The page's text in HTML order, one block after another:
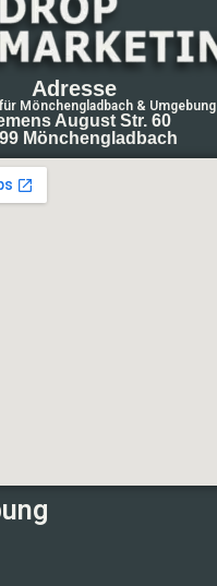
Adresse
Mönchengladbach & Umgebung
August Str. 60
Mönchengladbach